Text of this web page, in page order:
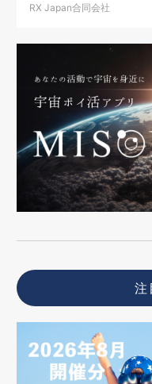
RX Japan合同会社
注